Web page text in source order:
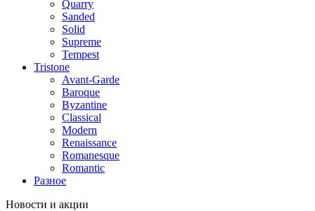
Quarry
Sanded
Solid
Supreme
Tempest
Tristone
Avant-Garde
Baroque
Byzantine
Classical
Modern
Renaissance
Romanesque
Romantic
Разное
Новости и акции